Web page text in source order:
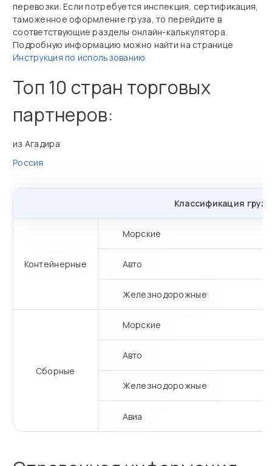
перевозки. Если потребуется инспекция, сертификация,
таможенное оформление груза, то перейдите в
соответствующие разделы онлайн-калькулятора.
Подробную информацию можно найти на странице
Инструкция по использованию
Топ 10 стран торговых
партнеров:
из Агадира
Россия
Классификация
Контейнерные
Морские
Авто
Железнодорожные
Сборные
Морские
Авто
Железнодорожные
Авиа